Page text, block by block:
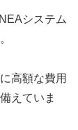
システム
高額な費用
えていま